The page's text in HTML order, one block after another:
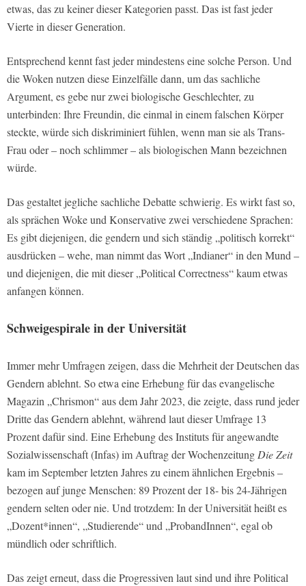
etwas, das zu keiner dieser Kategorien passt. Das ist fast jeder
Vierte in dieser Generation.
Entsprechend kennt fast jeder mindestens eine solche Person. Und
die Woken nutzen diese Einzelfälle dann, um das sachliche
Argument, es gebe nur zwei biologische Geschlechter, zu
unterbinden: Ihre Freundin, die einmal in einem falschen Körper
steckte, würde sich diskriminiert fühlen, wenn man sie als Trans-
Frau oder – noch schlimmer – als biologischen Mann bezeichnen
würde.
Das gestaltet jegliche sachliche Debatte schwierig. Es wirkt fast so,
als sprächen Woke und Konservative zwei verschiedene Sprachen:
Es gibt diejenigen, die gendern und sich ständig „politisch korrekt“
ausdrücken – wehe, man nimmt das Wort „Indianer“ in den Mund –
und diejenigen, die mit dieser „Political Correctness“ kaum etwas
anfangen können.
Schweigespirale in der Universität
Immer mehr Umfragen zeigen, dass die Mehrheit der Deutschen das
Gendern ablehnt. So etwa eine Erhebung für das evangelische
Magazin „Chrismon“ aus dem Jahr 2023, die zeigte, dass rund jeder
Dritte das Gendern ablehnt, während laut dieser Umfrage 13
Prozent dafür sind. Eine Erhebung des Instituts für angewandte
Sozialwissenschaft (Infas) im Auftrag der Wochenzeitung Die Zeit
kam im September letzten Jahres zu einem ähnlichen Ergebnis –
bezogen auf junge Menschen: 89 Prozent der 18- bis 24-Jährigen
gendern selten oder nie. Und trotzdem: In der Universität heißt es
„Dozent*innen“, „Studierende“ und „ProbandInnen“, egal ob
mündlich oder schriftlich.
Das zeigt erneut, dass die Progressiven laut sind und ihre Political